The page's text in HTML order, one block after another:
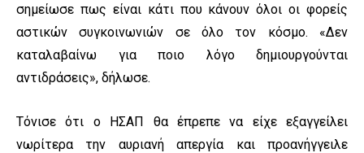
σημείωσε πως είναι κάτι που κάνουν όλοι οι φορείς
αστικών συγκοινωνιών σε όλο τον κόσμο. «Δεν
καταλαβαίνω για ποιο λόγο δημιουργούνται
αντιδράσεις», δήλωσε.
Τόνισε ότι ο ΗΣΑΠ θα έπρεπε να είχε εξαγγείλει
νωρίτερα την αυριανή απεργία και προανήγγειλε